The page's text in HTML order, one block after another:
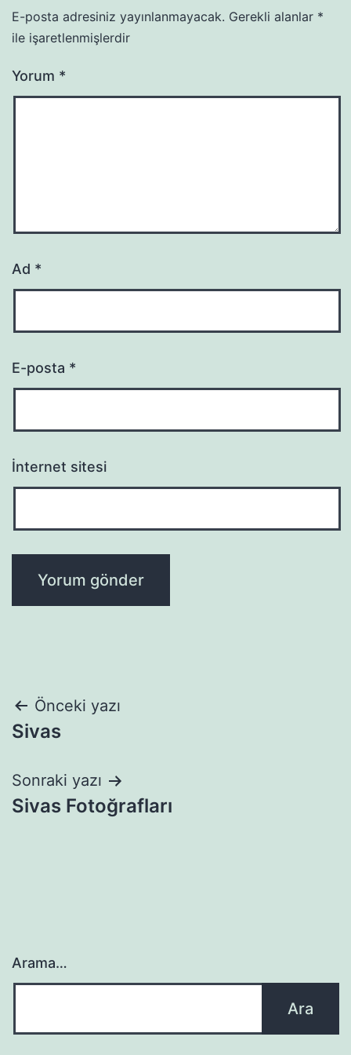
E-posta adresiniz yayınlanmayacak. Gerekli alanlar *
ile işaretlenmişlerdir
Yorum *
Ad *
E-posta *
İnternet sitesi
Yazı
gezinmesi
Önceki yazı
Sivas
Sonraki yazı
Sivas Fotoğrafları
Arama…